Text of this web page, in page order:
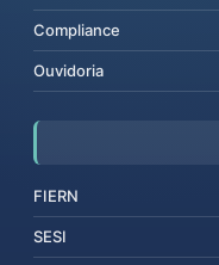
Compliance
Ouvidoria
FIERN
SESI